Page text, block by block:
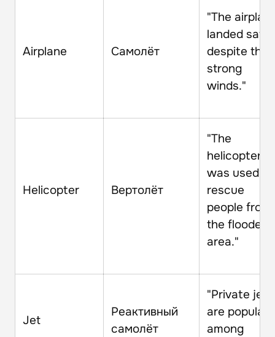
Airplane Самолёт
"The
landed
despite the
strong
winds."
Helicopter Вертолёт
"The
helicopter
was used to
rescue
people from
the flooded
area."
Jet
Реактивный
самолёт
"Private jets
are popular
among